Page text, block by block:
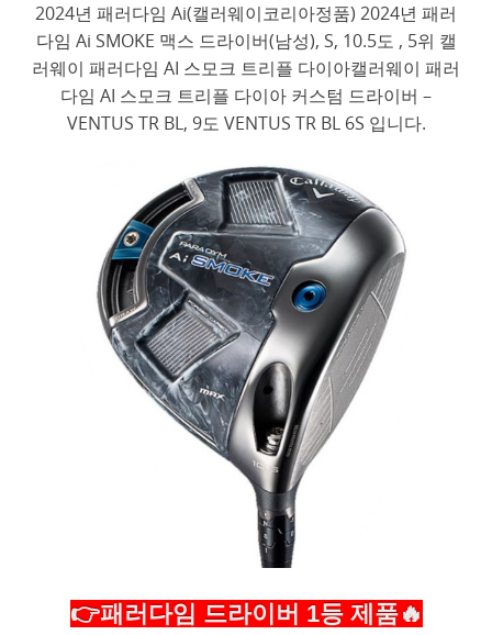
2024년 패러다임 Ai(캘러웨이코리아정품) 2024년 패러
다임 Ai SMOKE 맥스 드라이버(남성), S, 10.5도 , 5위 캘
러웨이 패러다임 AI 스모크 트리플 다이아캘러웨이 패러
다임 AI 스모크 트리플 다이아 커스텀 드라이버 –
VENTUS TR BL, 9도 VENTUS TR BL 6S 입니다.
👉패러다임 드라이버 1등 제품🔥